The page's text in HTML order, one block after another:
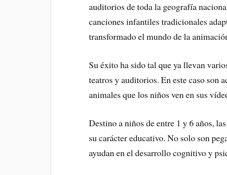
auditorios de toda la geografía
canciones infantiles tradicionales
transformado el mundo de la
Su éxito ha sido tal que ya llevan
teatros y auditorios. En este caso son
animales que los niños ven en sus
Destino a niños de entre 1 y 6 años,
su carácter educativo. No solo son
ayudan en el desarrollo cognitivo y